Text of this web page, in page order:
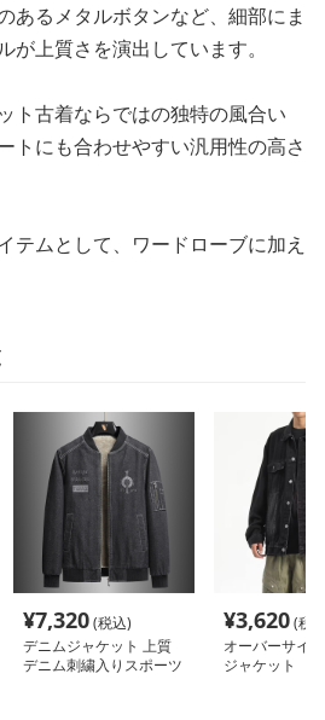
あるメタルボタンなど、細部にま
が上質さを演出しています。
ト古着ならではの独特の風合い
トにも合わせやすい汎用性の高さ
テムとして、ワードローブに加え
¥7,320(税込)
デニムジャケット 上質
デニム刺繍入りスポーツ
¥3,620(税
オーバーサイ
ジャケット